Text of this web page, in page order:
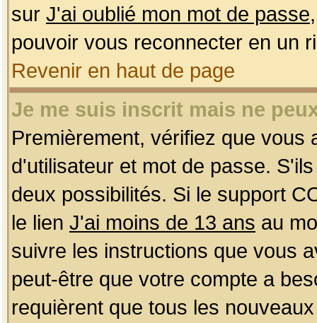
sur J'ai oublié mon mot de passe
pouvoir vous reconnecter en un
Revenir en haut de page
Je me suis inscrit mais ne
Premièrement, vérifiez que
d'utilisateur et mot de passe.
deux possibilités. Si le support
le lien J'ai moins de 13 ans au
suivre les instructions que vous
peut-être que votre compte a
requièrent que tous les